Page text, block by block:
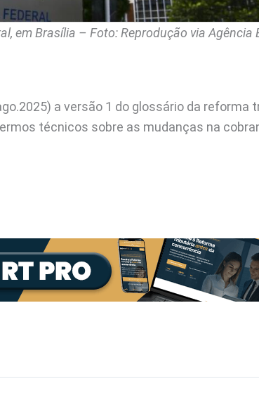
em Brasília – Foto: Reprodução via Agência
a versão 1 do glossário da reforma
técnicos sobre as mudanças na